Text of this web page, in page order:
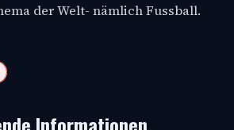
der Welt- nämlich Fussball.
Informationen